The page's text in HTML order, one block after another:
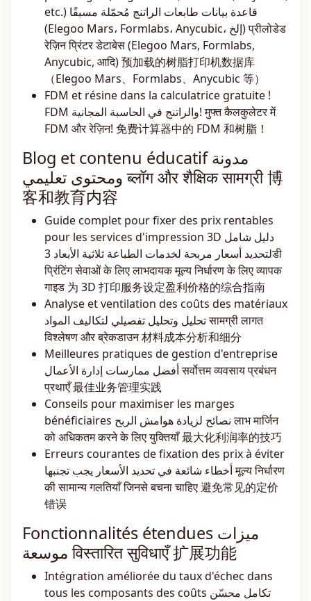
etc.) قاعدة بيانات طابعات الراتنج مُحمّلة مسبقًا
(Elegoo Mars، Formlabs، Anycubic، إلخ) प्रीलोडेड
रेज़िन प्रिंटर डेटाबेस (Elegoo Mars, Formlabs,
Anycubic, आदि) 预加载的树脂打印机数据库
（Elegoo Mars、Formlabs、Anycubic 等）
FDM et résine dans la calculatrice gratuite !
FDM والراتنج في الحاسبة المجانية! मुफ्त कैलकुलेटर में
FDM और रेज़िन! 免费计算器中的 FDM 和树脂！
Blog et contenu éducatif مدونة
ومحتوى تعليمي ब्लॉग और शैक्षिक सामग्री 博
客和教育内容
Guide complet pour fixer des prix rentables
pour les services d'impression 3D دليل شامل
لتحديد أسعار مربحة لخدمات الطباعة ثلاثية الأبعاد 3डी
प्रिंटिंग सेवाओं के लिए लाभदायक मूल्य निर्धारण के लिए व्यापक
गाइड 为 3D 打印服务设定盈利价格的综合指南
Analyse et ventilation des coûts des matériaux
تحليل وتحليل تفصيلي لتكاليف المواد सामग्री लागत
विश्लेषण और ब्रेकडाउन 材料成本分析和细分
Meilleures pratiques de gestion d'entreprise
أفضل ممارسات إدارة الأعمال सर्वोत्तम व्यवसाय प्रबंधन
प्रथाएँ 最佳业务管理实践
Conseils pour maximiser les marges
bénéficiaires نصائح لزيادة هوامش الربح लाभ मार्जिन
को अधिकतम करने के लिए युक्तियाँ 最大化利润率的技巧
Erreurs courantes de fixation des prix à éviter
أخطاء شائعة في تحديد الأسعار يجب تجنبها मूल्य निर्धारण
की सामान्य गलतियाँ जिनसे बचना चाहिए 避免常见的定价
错误
Fonctionnalités étendues ميزات
موسعة विस्तारित सुविधाएँ 扩展功能
Intégration améliorée du taux d'échec dans
tous les composants des coûts تكامل محسّن